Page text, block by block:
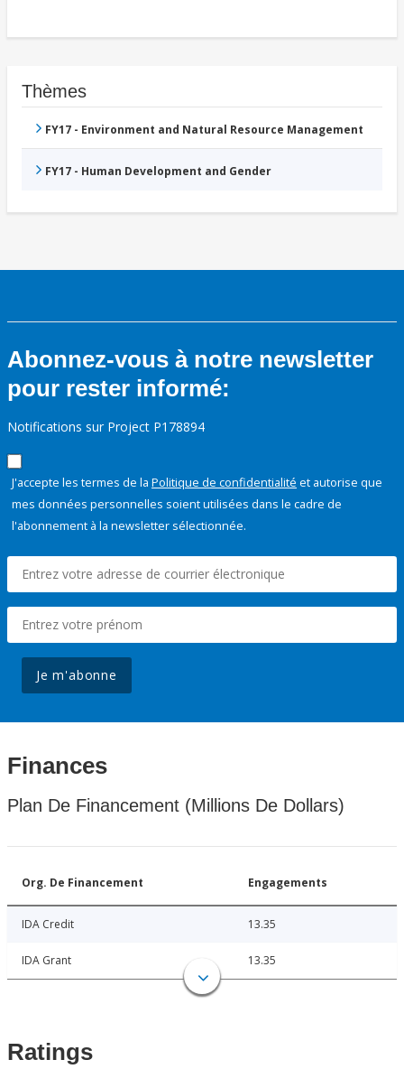
Thèmes
FY17 - Environment and Natural Resource Management
FY17 - Human Development and Gender
Abonnez-vous à notre newsletter
pour rester informé:
Notifications sur Project P178894
J'accepte les termes de la Politique de confidentialité et autorise que
mes données personnelles soient utilisées dans le cadre de
l'abonnement à la newsletter sélectionnée.
Je m'abonne
Finances
Plan De Financement (Millions De Dollars)
Org. De Financement Engagements
IDA Credit 13.35
IDA Grant 13.35
Ratings